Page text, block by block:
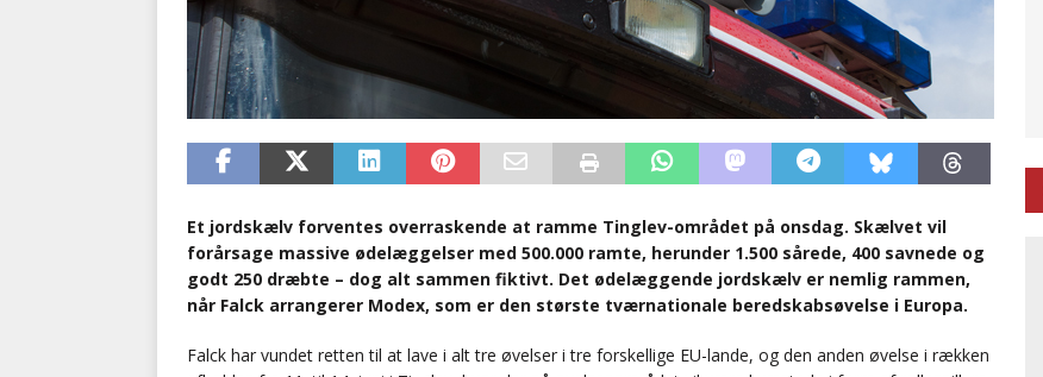
Et jordskælv forventes overraskende at ramme Tinglev-området på onsdag. Skælvet vil
forårsage massive ødelæggelser med 500.000 ramte, herunder 1.500 sårede, 400 savnede og
godt 250 dræbte – dog alt sammen fiktivt. Det ødelæggende jordskælv er nemlig rammen,
når Falck arrangerer Modex, som er den største tværnationale beredskabsøvelse i Europa.
Falck har vundet retten til at lave i alt tre øvelser i tre forskellige EU-lande, og den anden øvelse i rækken